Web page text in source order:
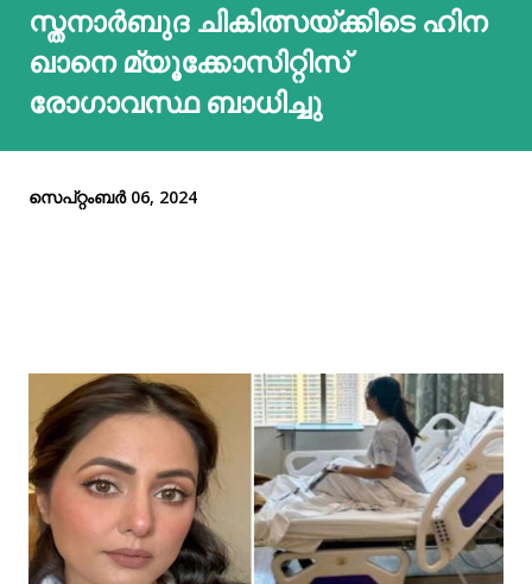
സ്തനാര്‍ബുദ ചികിത്സയ്ക്കിടെ ഹിന
ഖാനെ മ്യൂക്കോസിറ്റിസ്
രോഗാവസ്ഥ ബാധിച്ചു
സെപ്റ്റംബർ 06, 2024